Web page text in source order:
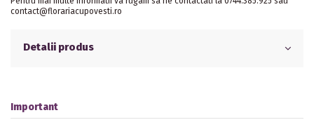
contact@florariacupovesti.ro
Detalii produs
Important